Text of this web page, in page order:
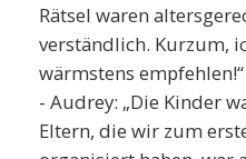
Rätsel waren
verständlich. Kurzum,
wärmstens empfehlen!“
- Audrey: „Die Kinder
Eltern, die wir zum